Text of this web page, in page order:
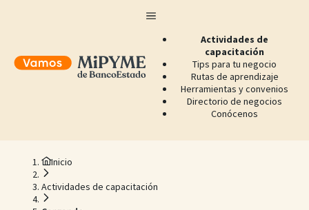
Actividades de
capacitación
Tips para tu negocio
Rutas de aprendizaje
Herramientas y convenios
Directorio de negocios
Conócenos
Inicio
Actividades de capacitación